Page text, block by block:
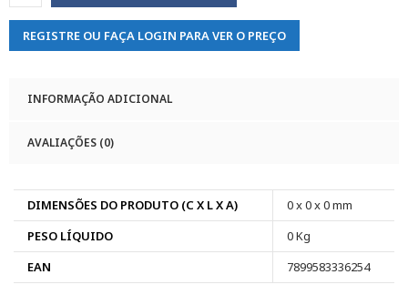
REGISTRE OU FAÇA LOGIN PARA VER O PREÇO
INFORMAÇÃO ADICIONAL
AVALIAÇÕES (0)
DIMENSÕES DO PRODUTO (C X L X A)
0 x 0 x 0 mm
PESO LÍQUIDO
0 Kg
EAN
7899583336254